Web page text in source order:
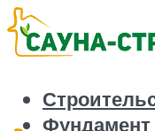
Фундамент